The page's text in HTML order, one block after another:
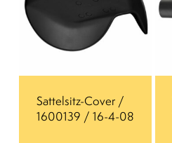
Sattelsitz-Cover /
1600139 / 16-4-08